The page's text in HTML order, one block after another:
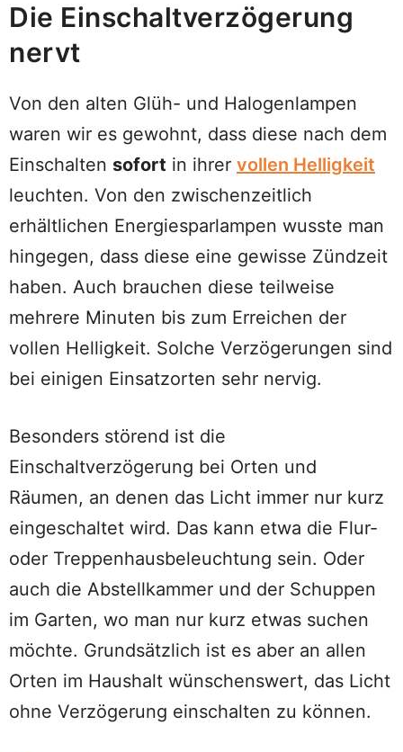
Die Einschaltverzögerung
nervt
Von den alten Glüh- und Halogenlampen
waren wir es gewohnt, dass diese nach dem
Einschalten sofort in ihrer vollen Helligkeit
leuchten. Von den zwischenzeitlich
erhältlichen Energiesparlampen wusste man
hingegen, dass diese eine gewisse Zündzeit
haben. Auch brauchen diese teilweise
mehrere Minuten bis zum Erreichen der
vollen Helligkeit. Solche Verzögerungen sind
bei einigen Einsatzorten sehr nervig.
Besonders störend ist die
Einschaltverzögerung bei Orten und
Räumen, an denen das Licht immer nur kurz
eingeschaltet wird. Das kann etwa die Flur-
oder Treppenhausbeleuchtung sein. Oder
auch die Abstellkammer und der Schuppen
im Garten, wo man nur kurz etwas suchen
möchte. Grundsätzlich ist es aber an allen
Orten im Haushalt wünschenswert, das Licht
ohne Verzögerung einschalten zu können.